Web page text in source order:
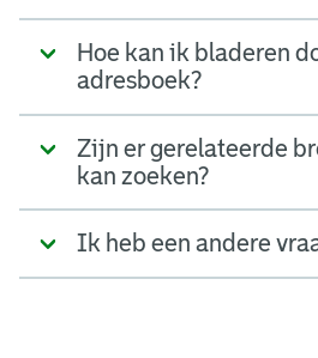
Hoe kan ik bladeren
adresboek?
Zijn er gerelateerde
kan zoeken?
Ik heb een andere